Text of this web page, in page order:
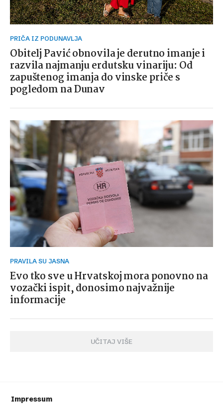
PRIČA IZ PODUNAVLJA
Obitelj Pavić obnovila je derutno imanje i
razvila najmanju erdutsku vinariju: Od
zapuštenog imanja do vinske priče s
pogledom na Dunav
PRAVILA SU JASNA
Evo tko sve u Hrvatskoj mora ponovno na
vozački ispit, donosimo najvažnije
informacije
UČITAJ VIŠE
Impressum